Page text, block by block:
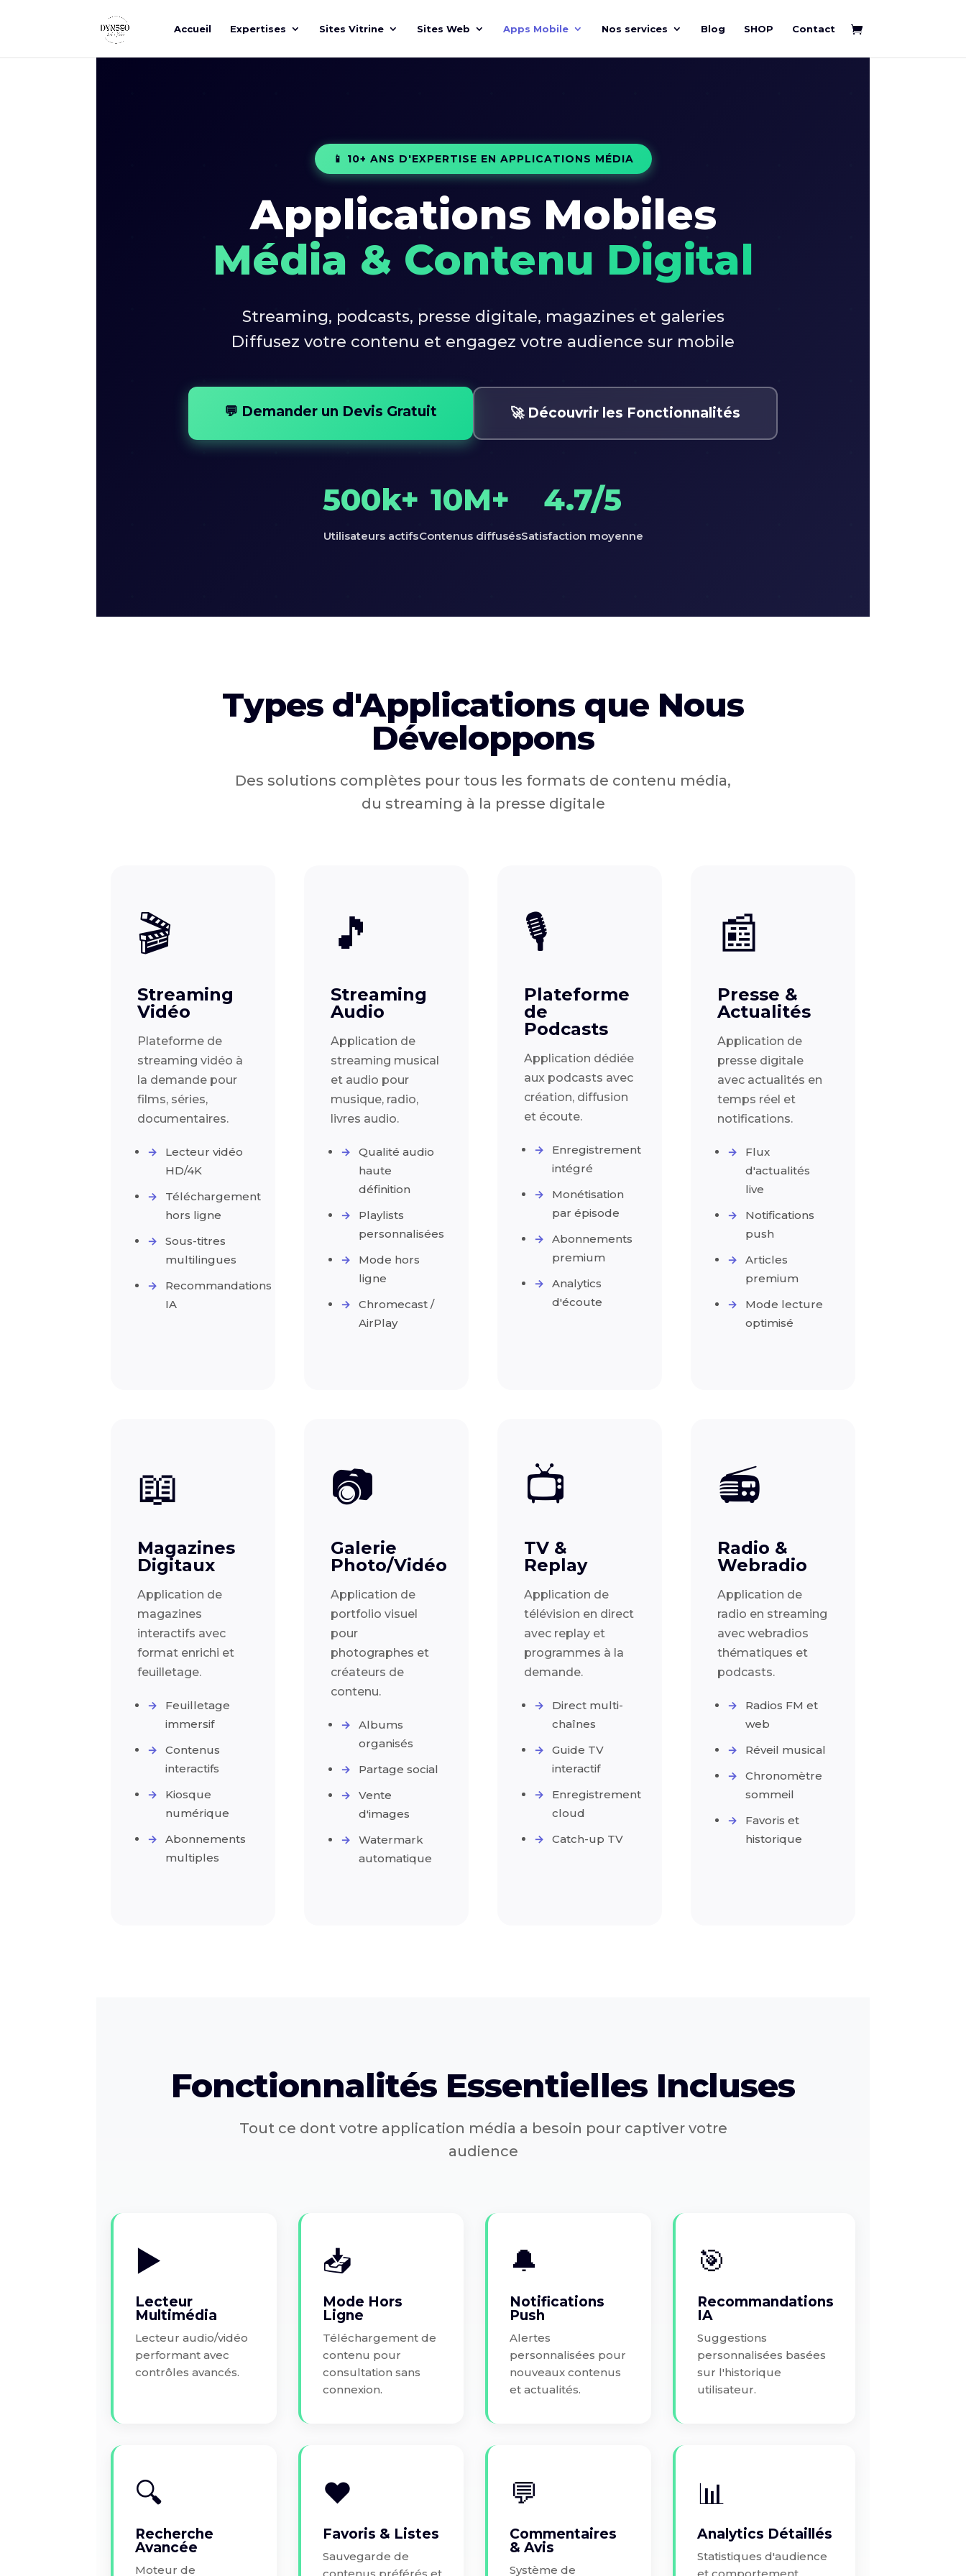
Accueil Expertises Sites Vitrine Sites Web Apps Mobile Nos services Blog SHOP Contact
📱 10+ ANS D'EXPERTISE EN APPLICATIONS MÉDIA
Applications Mobiles
Média & Contenu Digital
Streaming, podcasts, presse digitale, magazines et galeries
Diffusez votre contenu et engagez votre audience sur mobile
💬 Demander un Devis Gratuit 🚀 Découvrir les Fonctionnalités
500k+
Utilisateurs actifs
10M+
Contenus diffusés
4.7/5
Satisfaction moyenne
Types d'Applications que Nous
Développons
Des solutions complètes pour tous les formats de contenu média,
du streaming à la presse digitale
🎬
Streaming
Vidéo
Plateforme de
streaming vidéo à
la demande pour
films, séries,
documentaires.
Lecteur vidéo
HD/4K
Téléchargement
hors ligne
Sous-titres
multilingues
Recommandations
IA
🎵
Streaming
Audio
Application de
streaming musical
et audio pour
musique, radio,
livres audio.
Qualité audio
haute
définition
Playlists
personnalisées
Mode hors
ligne
Chromecast /
AirPlay
🎙️
Plateforme
de
Podcasts
Application dédiée
aux podcasts avec
création, diffusion
et écoute.
Enregistrement
intégré
Monétisation
par épisode
Abonnements
premium
Analytics
d'écoute
📰
Presse &
Actualités
Application de
presse digitale
avec actualités en
temps réel et
notifications.
Flux
d'actualités
live
Notifications
push
Articles
premium
Mode lecture
optimisé
📖
Magazines
Digitaux
Application de
magazines
interactifs avec
format enrichi et
feuilletage.
Feuilletage
immersif
Contenus
interactifs
Kiosque
numérique
Abonnements
multiples
📷
Galerie
Photo/Vidéo
Application de
portfolio visuel
pour
photographes et
créateurs de
contenu.
Albums
organisés
Partage social
Vente
d'images
Watermark
automatique
📺
TV &
Replay
Application de
télévision en direct
avec replay et
programmes à la
demande.
Direct multi-
chaînes
Guide TV
interactif
Enregistrement
cloud
Catch-up TV
📻
Radio &
Webradio
Application de
radio en streaming
avec webradios
thématiques et
podcasts.
Radios FM et
web
Réveil musical
Chronomètre
sommeil
Favoris et
historique
Fonctionnalités Essentielles Incluses
Tout ce dont votre application média a besoin pour captiver votre
audience
▶️
Lecteur
Multimédia
Lecteur audio/vidéo
performant avec
contrôles avancés.
📥
Mode Hors
Ligne
Téléchargement de
contenu pour
consultation sans
connexion.
🔔
Notifications
Push
Alertes
personnalisées pour
nouveaux contenus
et actualités.
🎯
Recommandations
IA
Suggestions
personnalisées basées
sur l'historique
utilisateur.
🔍
Recherche
Avancée
Moteur de
❤️
Favoris & Listes
Sauvegarde de
contenus préférés et
💬
Commentaires
& Avis
Système de
📊
Analytics Détaillés
Statistiques d'audience
et comportement